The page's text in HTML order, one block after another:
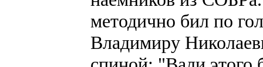
методично бил по
Владимиру